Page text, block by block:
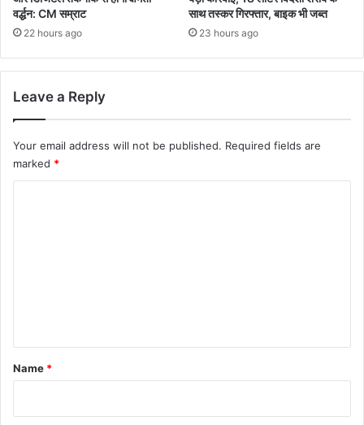
वर्द्धन: CM सम्राट
22 hours ago
साथ तस्कर गिरफ्तार, बाइक भी जब्त
23 hours ago
Leave a Reply
Your email address will not be published. Required fields are
marked *
*
Name *